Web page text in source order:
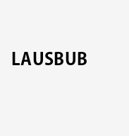
LAUSBUB